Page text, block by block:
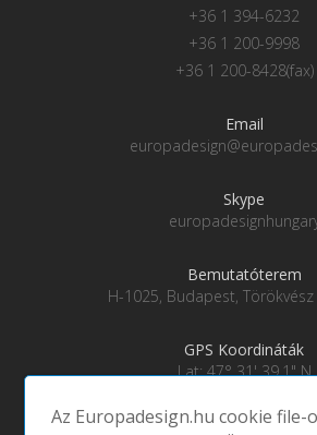
+36 1 394-6232
+36 1 200-9998
+36 1 200-8428(fax)
Email
Skype
Bemutatóterem
H-1025, Budapest,
GPS Koordináták
Lat: 47° 31' 39.1" N
Az Europadesign.hu cookie file-